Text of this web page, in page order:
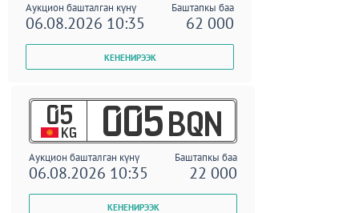
Аукцион башталган күнү Баштапкы баа
06.08.2026 10:35 62 000
05
KG 005 BQN
Аукцион башталган күнү Баштапкы баа
06.08.2026 10:35 22 000